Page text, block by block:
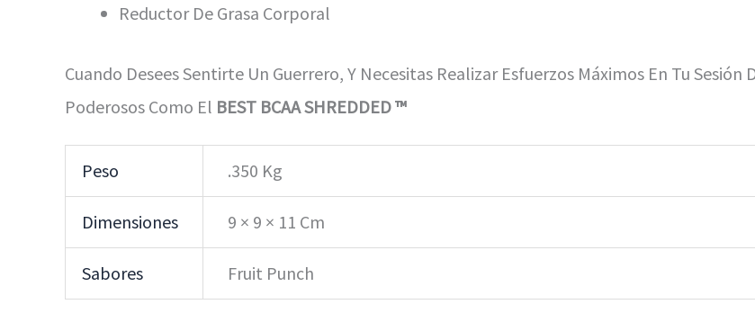
Reductor De Grasa Corporal
Cuando Desees Sentirte Un Guerrero, Y Necesitas Realizar Esfuerzos Máximos En Tu
Poderosos Como El BEST BCAA SHREDDED ™
Peso .350 Kg
Dimensiones 9 × 9 × 11 Cm
Sabores Fruit Punch